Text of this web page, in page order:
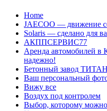
Перейти
содержанию
Home
JAECOO — движение
Solaris — сделано для
АКППСЕРВИС77
Аренда автомобилей в
надежно!
Бетонный завод
Ваш персональный
Вижу все
Воздух под контролем
Выбор, которому можно